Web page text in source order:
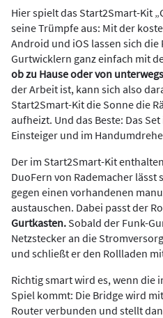
Hier spielt das Start2Smart-Kit
seine Trümpfe aus: Mit der
Android und iOS lassen sich
Gurtwicklern ganz einfach mit
ob zu Hause oder von
der Arbeit ist, kann sich also
Start2Smart-Kit die Sonne die
aufheizt. Und das Beste: Das
Einsteiger und im
Der im Start2Smart-Kit
DuoFern von Rademacher
gegen einen vorhandenen
austauschen. Dabei passt der
Gurtkasten. Sobald der Funk-
Netzstecker an die
und schließt er den Rollladen
Richtig smart wird es, wenn die
Spiel kommt: Die Bridge wird
Router verbunden und stellt